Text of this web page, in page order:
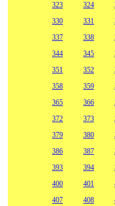
323
324
330
331
337
338
344
345
351
352
358
359
365
366
372
373
379
380
386
387
393
394
400
401
407
408